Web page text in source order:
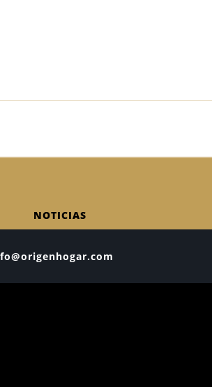
NOTICIAS